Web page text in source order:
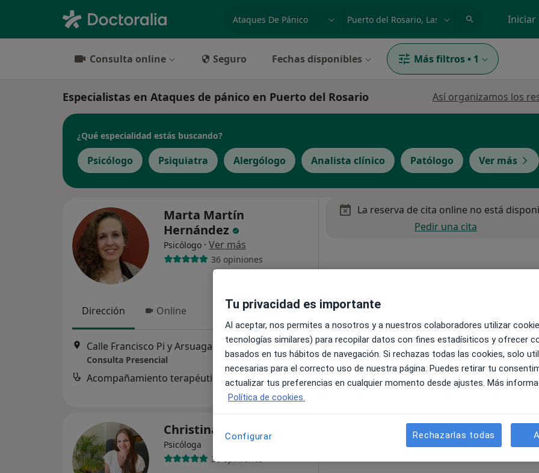
especialidad, enfermedad o nombre Iniciar
Consulta online Seguro Fechas disponibles Más filtros • 1
Especialistas en Ataques de pánico en Puerto del Rosario Así organizamos los
¿Qué especialidad estás buscando?
Psicólogo Psiquiatra Alergólogo Analista clínico Patólogo Ver más
Marta Martín
Hernández
Psicólogo · Ver más
36 opiniones
Dirección Online
Calle Francisco Pi y Arsuaga, 7 1. B, Puerto del Rosario • Mapa
Consulta Presencial
Acompañamiento terapéutico 75 €
La reserva de cita online no está
Pedir una cita
Christina Cop
Psicóloga
36 opiniones
La reserva de cita online no está
Pedir una cita
Tu privacidad es importante
Al aceptar, nos permites a nosotros y a nuestros colaboradores utilizar
tecnologías similares) para recopilar datos con fines estadísiticos y ofrecer
basados en tus hábitos de navegación. Si rechazas todas las cookies, solo
necesarias para el correcto uso de nuestra página. Puedes retirar tu
actualizar tus preferencias en cualquier momento desde ajustes. Más
Política de cookies.
Configurar Rechazarlas todas